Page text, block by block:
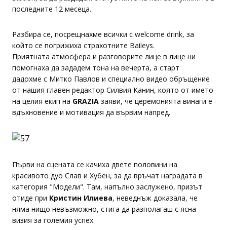
последните 12 месеца.
Разбира се, посрещнахме всички с welcome drink, за
който се погрижиха страхотните Baileys.
Приятната атмосфера и разговорите лице в лице ни
помогнаха да зададем тона на вечерта, а старт
дадохме с Митко Павлов и специално видео обръщение
от нашия главен редактор Силвия Канин, която от името
на целия екип на GRAZIA заяви, че церемонията винаги е
вдъхновение и мотивация да вървим напред.
Първи на сцената се качиха двете половини на
красивото дуо Слав и Хубен, за да връчат наградата в
категория "Модели". Там, напълно заслужено, призът
отиде при Кристин Илиева, неведнъж доказала, че
няма нищо невъзможно, стига да разполагаш с ясна
визия за големия успех.